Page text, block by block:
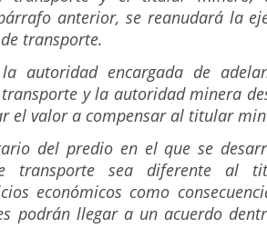
anterior, se reanudará la
transporte.
la autoridad encargada de
y la autoridad minera
el valor a compensar al titular
del predio en el que se
transporte sea diferente al
económicos como
podrán llegar a un acuerdo